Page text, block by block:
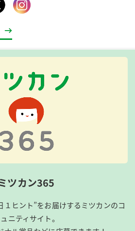
ツカン365
１ヒント”をお届けするミツカンのコ
ニティサイト。